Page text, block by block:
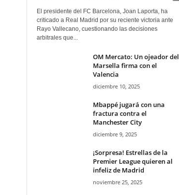
El presidente del FC Barcelona, Joan Laporta, ha
criticado a Real Madrid por su reciente victoria ante
Rayo Vallecano, cuestionando las decisiones
arbitrales que...
OM Mercato: Un ojeador del
Marsella firma con el
Valencia
diciembre 10, 2025
Mbappé jugará con una
fractura contra el
Manchester City
diciembre 9, 2025
¡Sorpresa! Estrellas de la
Premier League quieren al
infeliz de Madrid
noviembre 25, 2025